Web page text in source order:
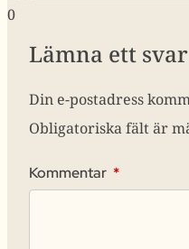
0
Lämna ett svar
Din e-postadress
Obligatoriska fält är
Kommentar *